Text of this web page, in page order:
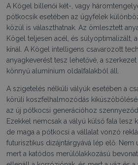
A Kögel billenői két-, vagy
pótkocsik esetében az ügyfelek
közül is választhatnak. Az ömlesztett
Kögel teljesen acél, és súlyoptimalizált,
kínál. A Kögel intelligens csavarozott
anyagkeverést tesz lehetővé, a
könnyű alumínium oldalfalakból áll.
A szigetelés nélküli vályúk esetében a
körüli koszfelhalmozódás
az új pótkocsi generációhoz
Ezekkel nemcsak a vályú külső fala lesz
de maga a pótkocsi a vállalat vonzó
futurisztikus dizájntárgyává lép elő. Nem
mert a katódos merülőlakkozású